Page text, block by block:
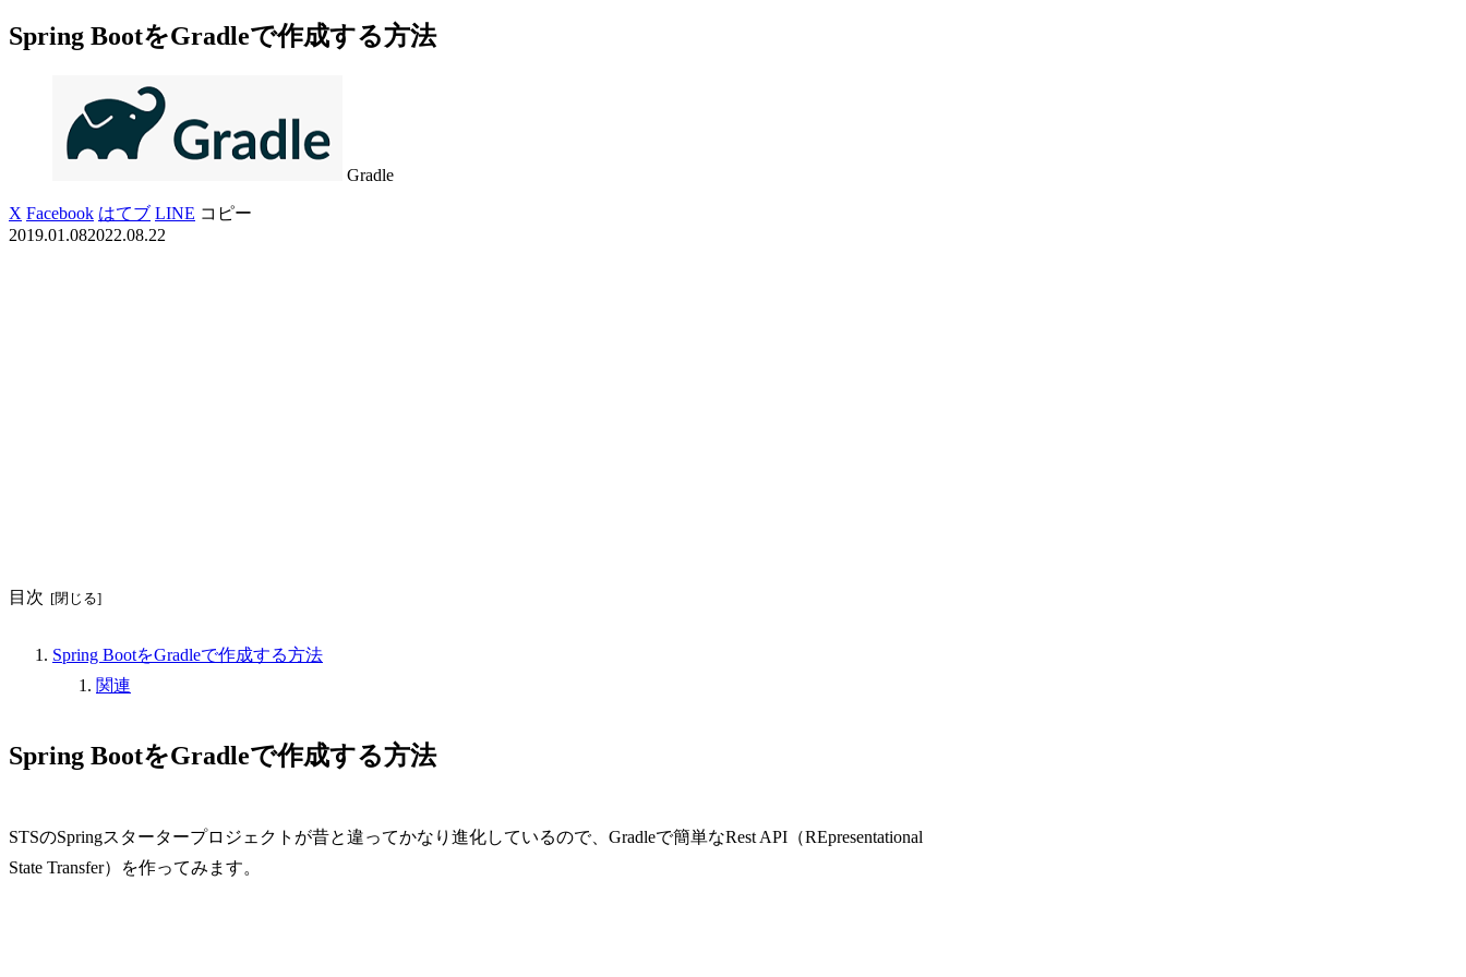
Spring BootをGradleで作成する方法
Gradle
X Facebook はてブ LINE コピー
2019.01.082022.08.22
目次
Spring BootをGradleで作成する方法
関連
Spring BootをGradleで作成する方法
STSのSpringスタータープロジェクトが昔と違ってかなり進化しているので、Gradleで簡単なRest API（REpresentational
State Transfer）を作ってみます。